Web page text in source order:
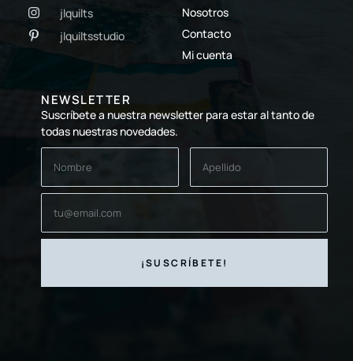
jlquilts
jlquiltsstudio
Nosotros
Contacto
Mi cuenta
NEWSLETTER
Suscríbete a nuestra newsletter para estar al tanto de
todas nuestras novedades.